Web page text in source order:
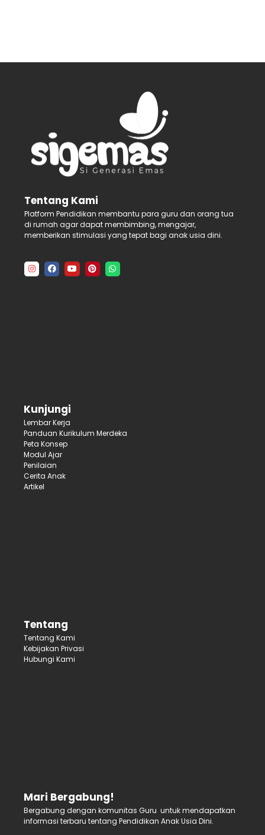
Tentang Kami
Platform Pendidikan membantu para guru dan orang tua
di rumah agar dapat membimbing, mengajar,
memberikan stimulasi yang tepat bagi anak usia dini.
Kunjungi
Lembar Kerja
Panduan Kurikulum Merdeka
Peta Konsep
Modul Ajar
Penilaian
Cerita Anak
Artikel
Tentang
Tentang Kami
Kebijakan Privasi
Hubungi Kami
Mari Bergabung!
Bergabung dengan komunitas Guru untuk mendapatkan
informasi terbaru tentang Pendidikan Anak Usia Dini.